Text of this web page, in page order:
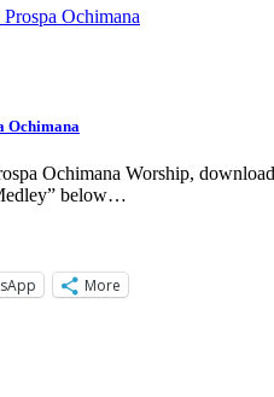
Ochimana
Ochimana Worship,
below…
More